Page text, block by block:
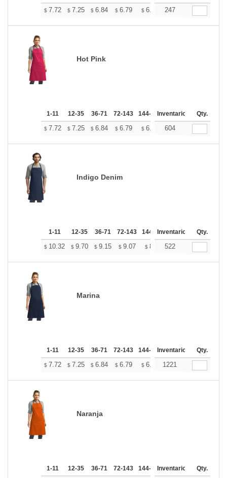
$ 7.72 $ 7.25 $ 6.84 $ 6.79 $ 6.67 $6.61
247
Hot Pink
1-11 12-35 36-71 72-143 144-287 288 + Más
Inventario Qty.
$ 7.72 $ 7.25 $ 6.84 $ 6.79 $ 6.67 $6.61
604
Indigo Denim
1-11 12-35 36-71 72-143 144-287 288 + Más
Inventario Qty.
$ 10.32 $ 9.70 $ 9.15 $ 9.07 $ 8.91 $
522
Marina
1-11 12-35 36-71 72-143 144-287 288 + Más
Inventario Qty.
$ 7.72 $ 7.25 $ 6.84 $ 6.79 $ 6.67 $6.61
1221
Naranja
1-11 12-35 36-71 72-143 144-287 288 + Más
Inventario Qty.